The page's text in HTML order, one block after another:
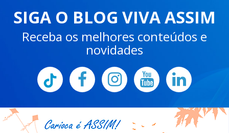
SIGA O BLOG VIVA ASSIM
Receba os melhores conteúdos e
novidades